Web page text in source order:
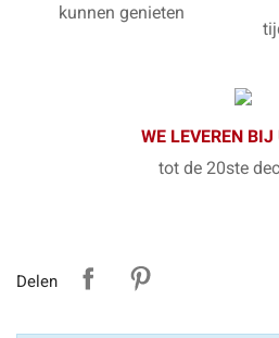
kunnen genieten
WE LEVEREN
tot de 20ste
Delen